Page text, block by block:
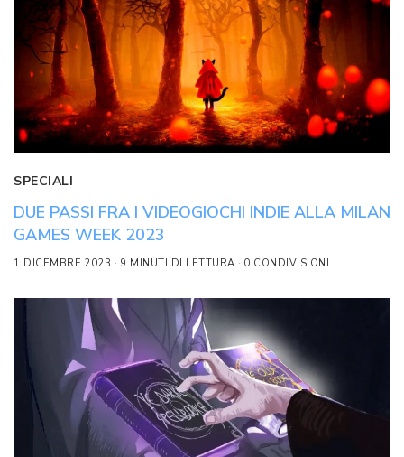
SPECIALI
DUE PASSI FRA I VIDEOGIOCHI INDIE ALLA MILAN
GAMES WEEK 2023
1 DICEMBRE 2023 9 MINUTI DI LETTURA 0 CONDIVISIONI